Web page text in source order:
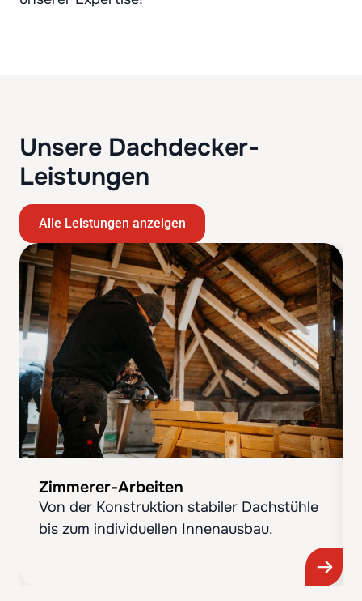
Unsere Dachdecker-
Leistungen
Alle Leistungen anzeigen
Zimmerer-Arbeiten
Von der Konstruktion stabiler Dachstühle
bis zum individuellen Innenausbau.